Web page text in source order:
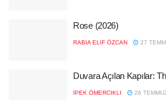
Rose (2026)
RABIA ELIF ÖZCAN 27
Duvara Açılan Kapılar:
İPEK ÖMERCIKLI 26